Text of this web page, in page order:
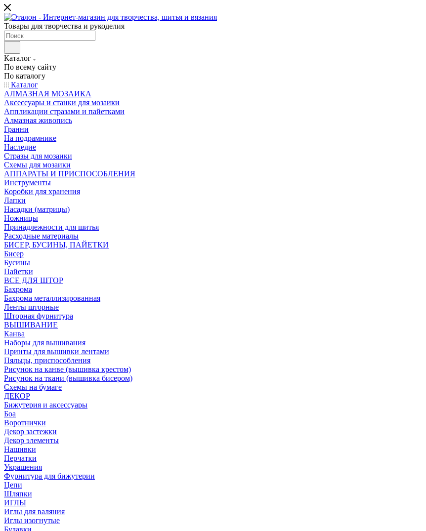
Товары для творчества и рукоделия
Каталог
По всему сайту
По каталогу
Каталог
АЛМАЗНАЯ МОЗАИКА
Аксессуары и станки для мозаики
Аппликации стразами и пайетками
Алмазная живопись
Гранни
На подрамнике
Наследие
Стразы для мозаики
Схемы для мозаики
АППАРАТЫ И ПРИСПОСОБЛЕНИЯ
Инструменты
Коробки для хранения
Лапки
Насадки (матрицы)
Ножницы
Принадлежности для шитья
Расходные материалы
БИСЕР, БУСИНЫ, ПАЙЕТКИ
Бисер
Бусины
Пайетки
ВСЕ ДЛЯ ШТОР
Бахрома
Бахрома металлизированная
Ленты шторные
Шторная фурнитура
ВЫШИВАНИЕ
Канва
Наборы для вышивания
Принты для вышивки лентами
Пяльцы, приспособления
Рисунок на канве (вышивка крестом)
Рисунок на ткани (вышивка бисером)
Схемы на бумаге
ДЕКОР
Бижутерия и аксессуары
Боа
Воротнички
Декор застежки
Декор элементы
Нашивки
Перчатки
Украшения
Фурнитура для бижутерии
Цепи
Шляпки
ИГЛЫ
Иглы для валяния
Иглы изогнутые
Булавки